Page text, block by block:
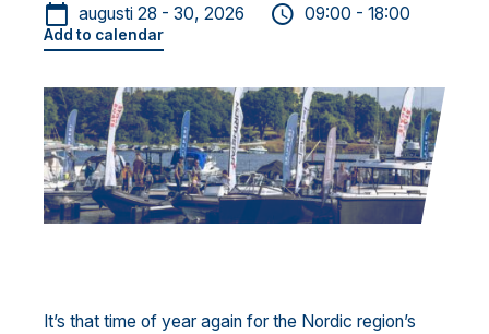
augusti 28 - 30, 2026
09:00 - 18:00
Add to calendar
It’s that time of year again for the Nordic region’s